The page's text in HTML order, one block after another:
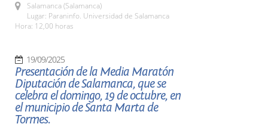
Salamanca (Salamanca)
Lugar: Paraninfo. Universidad de Salamanca
Hora: 12,00 horas
19/09/2025
Presentación de la Media Maratón
Diputación de Salamanca, que se
celebra el domingo, 19 de octubre, en
el municipio de Santa Marta de
Tormes.